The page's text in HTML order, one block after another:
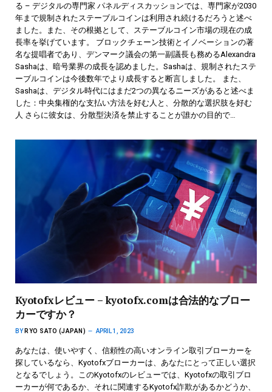
る – デジタルの専門家 パネルディスカッションでは、専門家が2030
年まで規制されたステーブルコインは利用され続けるだろうと述べ
ました。また、その根拠として、ステーブルコイン市場の現在の成
長率を挙げています。 ブロックチェーン技術とイノベーションの著
名な提唱者であり、デンマーク議会の第一副議長も務めるAlexandra
Sashaは、暗号業界の成長を認めました。Sashaは、規制されたステ
ーブルコインは今後数年でより成長すると断言しました。 また、
Sashaは、デジタル時代にはまだ2つの異なるニーズがあると述べま
した：中央集権的な支払い方法を好む人と、分散的な選択肢を好む
人 さらに彼女は、分散型決済を禁止することが誰かの目的で…
Kyotofxレビュー – kyotofx.comは合法的なブロー
カーですか？
BY RYO SATO (JAPAN) APRIL 1, 2023
あなたは、使いやすく、信頼性の高いオンライン取引ブローカーを
探しているなら、Kyotofxブローカーは、あなたにとって正しい選択
となるでしょう。このKyotofxのレビューでは、Kyotofxの取引ブロ
ーカーが何であるか、それに関連するKyotofx詐欺があるかどうか、